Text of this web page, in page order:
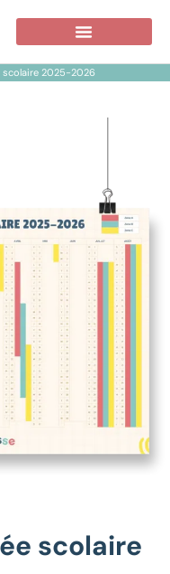
scolaire 2025-2026
scolaire